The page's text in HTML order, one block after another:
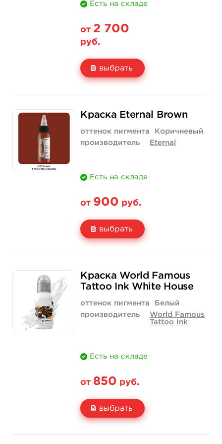
Есть на складе
от 2 700
руб.
выбрать
Количество
2 700 руб.
купить купить
Краска Eternal Brown
оттенок пигмента
Коричневый
производитель
Eternal
Есть на складе
от 900 руб.
выбрать
Количество
900 руб.
купить
1 520 руб.
купить
Краска World Famous
Tattoo Ink White House
оттенок пигмента
Белый
производитель
World Famous
Tattoo Ink
Есть на складе
от 850 руб.
выбрать